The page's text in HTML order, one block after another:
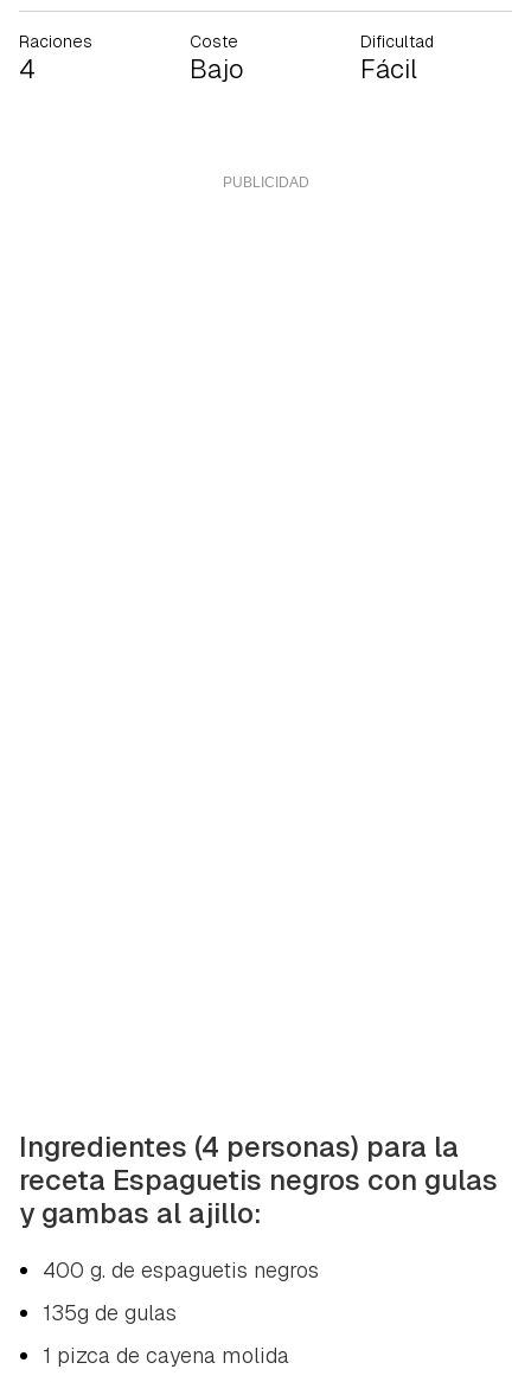
Raciones
4
Coste
Bajo
Dificultad
Fácil
Ingredientes (4 personas) para la
receta Espaguetis negros con gulas
y gambas al ajillo:
400 g. de espaguetis negros
135g de gulas
1 pizca de cayena molida